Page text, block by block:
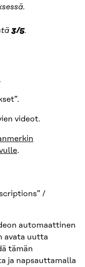
3/5.
videot.
.
/
automaattinen
avata uutta
tämän
ja napsauttamalla